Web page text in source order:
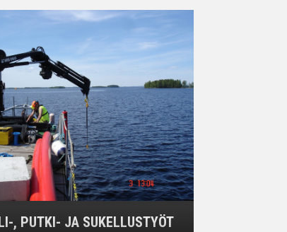
, PUTKI- JA SUKELLUSTYÖT